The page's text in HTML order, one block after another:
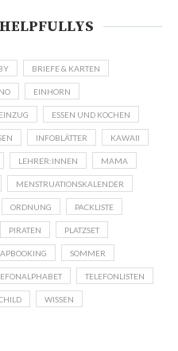
BRIEFE & KARTEN
EINHORN
EINZUG ESSEN UND KOCHEN
INFOBLÄTTER KAWAII
LEHRER:INNEN MAMA
MENSTRUATIONSKALENDER
ORDNUNG PACKLISTE
PIRATEN PLATZSET
SOMMER
TELEFONLISTEN
WISSEN